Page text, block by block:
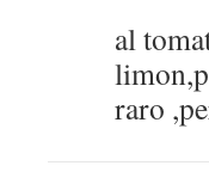
al
raro